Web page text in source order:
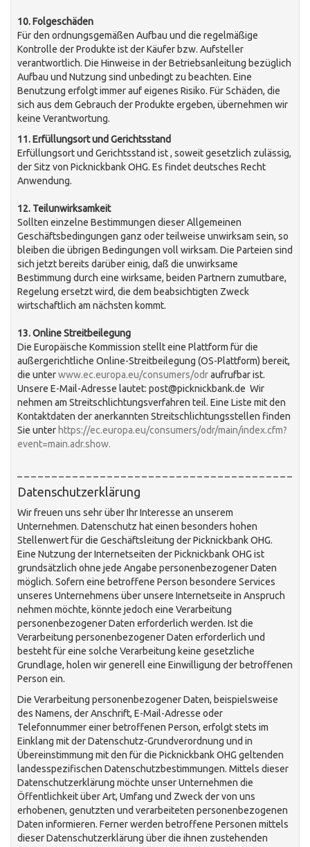
10. Folgeschäden
Für den ordnungsgemäßen Aufbau und die regelmäßige
Kontrolle der Produkte ist der Käufer bzw. Aufsteller
verantwortlich. Die Hinweise in der Betriebsanleitung bezüglich
Aufbau und Nutzung sind unbedingt zu beachten. Eine
Benutzung erfolgt immer auf eigenes Risiko. Für Schäden, die
sich aus dem Gebrauch der Produkte ergeben, übernehmen wir
keine Verantwortung.
11. Erfüllungsort und Gerichtsstand
Erfüllungsort und Gerichtsstand ist , soweit gesetzlich zulässig,
der Sitz von Picknickbank OHG. Es findet deutsches Recht
Anwendung.
12. Teilunwirksamkeit
Sollten einzelne Bestimmungen dieser Allgemeinen
Geschäftsbedingungen ganz oder teilweise unwirksam sein, so
bleiben die übrigen Bedingungen voll wirksam. Die Parteien sind
sich jetzt bereits darüber einig, daß die unwirksame
Bestimmung durch eine wirksame, beiden Partnern zumutbare,
Regelung ersetzt wird, die dem beabsichtigten Zweck
wirtschaftlich am nächsten kommt.
13. Online Streitbeilegung
Die Europäische Kommission stellt eine Plattform für die
außergerichtliche Online-Streitbeilegung (OS-Plattform) bereit,
die unterwww.ec.europa.eu/consumers/odraufrufbar ist.
Unsere E-Mail-Adresse lautet: post@picknickbank.de Wir
nehmen am Streitschlichtungsverfahren teil. Eine Liste mit den
Kontaktdaten der anerkannten Streitschlichtungsstellen finden
Sie unter https://ec.europa.eu/consumers/odr/main/index.cfm?
event=main.adr.show.
Datenschutzerklärung
Wir freuen uns sehr über Ihr Interesse an unserem
Unternehmen. Datenschutz hat einen besonders hohen
Stellenwert für die Geschäftsleitung der Picknickbank OHG.
Eine Nutzung der Internetseiten der Picknickbank OHG ist
grundsätzlich ohne jede Angabe personenbezogener Daten
möglich. Sofern eine betroffene Person besondere Services
unseres Unternehmens über unsere Internetseite in Anspruch
nehmen möchte, könnte jedoch eine Verarbeitung
personenbezogener Daten erforderlich werden. Ist die
Verarbeitung personenbezogener Daten erforderlich und
besteht für eine solche Verarbeitung keine gesetzliche
Grundlage, holen wir generell eine Einwilligung der betroffenen
Person ein.
Die Verarbeitung personenbezogener Daten, beispielsweise
des Namens, der Anschrift, E-Mail-Adresse oder
Telefonnummer einer betroffenen Person, erfolgt stets im
Einklang mit der Datenschutz-Grundverordnung und in
Übereinstimmung mit den für die Picknickbank OHG geltenden
landesspezifischen Datenschutzbestimmungen. Mittels dieser
Datenschutzerklärung möchte unser Unternehmen die
Öffentlichkeit über Art, Umfang und Zweck der von uns
erhobenen, genutzten und verarbeiteten personenbezogenen
Daten informieren. Ferner werden betroffene Personen mittels
dieser Datenschutzerklärung über die ihnen zustehenden